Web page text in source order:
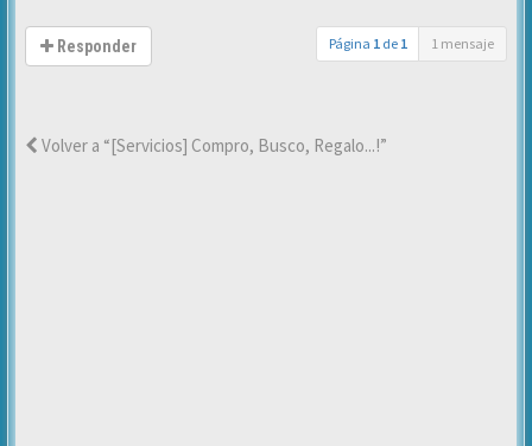
Responder Página 1 de 1 1 mensaje
Volver a “[Servicios] Compro, Busco, Regalo...!”